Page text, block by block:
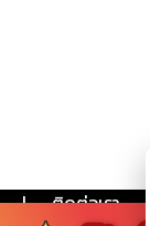
| ติดต่อเรา